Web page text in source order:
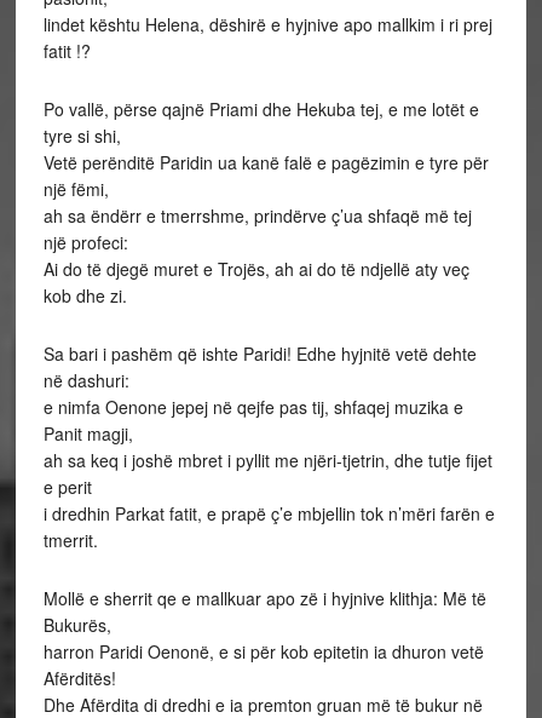
lindet kështu Helena, dëshirë e hyjnive apo mallkim i ri prej
fatit !?
Po vallë, përse qajnë Priami dhe Hekuba tej, e me lotët e
tyre si shi,
Vetë perënditë Paridin ua kanë falë e pagëzimin e tyre për
një fëmi,
ah sa ëndërr e tmerrshme, prindërve ç’ua shfaqë më tej
një profeci:
Ai do të djegë muret e Trojës, ah ai do të ndjellë aty veç
kob dhe zi.
Sa bari i pashëm që ishte Paridi! Edhe hyjnitë vetë dehte
në dashuri:
e nimfa Oenone jepej në qejfe pas tij, shfaqej muzika e
Panit magji,
ah sa keq i joshë mbret i pyllit me njëri-tjetrin, dhe tutje fijet
e perit
i dredhin Parkat fatit, e prapë ç’e mbjellin tok n’mëri farën e
tmerrit.
Mollë e sherrit qe e mallkuar apo zë i hyjnive klithja: Më të
Bukurës,
harron Paridi Oenonë, e si për kob epitetin ia dhuron vetë
Afërditës!
Dhe Afërdita di dredhi e ia premton gruan më të bukur në